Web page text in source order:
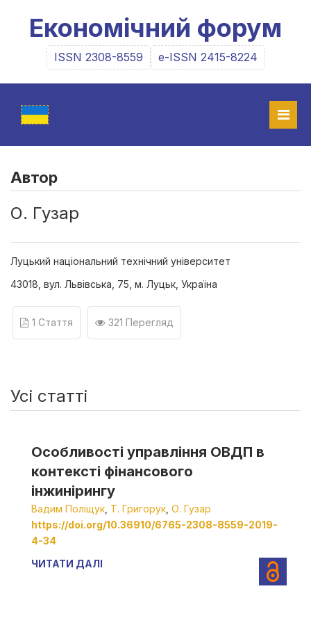
Економічний форум
ISSN 2308-8559 e-ISSN 2415-8224
Автор
О. Гузар
Луцький національний технічний університет
43018, вул. Львівська, 75, м. Луцьк, Україна
1 Стаття 321 Перегляд
Усі статті
Особливості управління ОВДП в
контексті фінансового
інжинірингу
Вадим Поліщук Т. Григорук О. Гузар
https://doi.org/10.36910/6765-2308-8559-2019-
4-34
ЧИТАТИ ДАЛІ